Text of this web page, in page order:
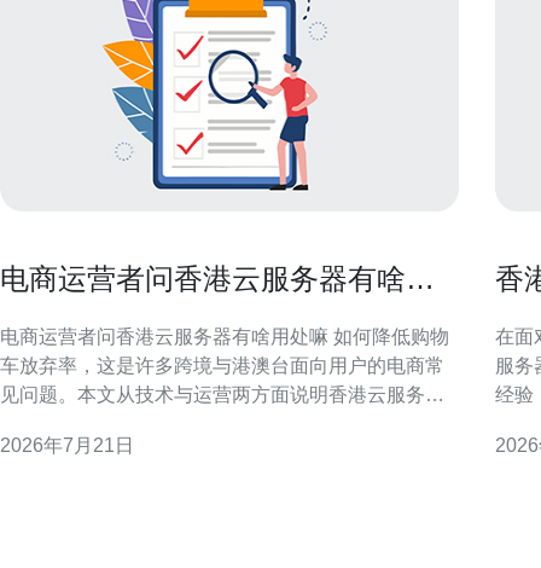
电商运营者问香港云服务器有啥用
电商运营者问香港云服务器有啥用处嘛 如何降低购物
车放弃率，这是许多跨境与港澳台面向用户的电商常
见问题。本文从技术与运营两方面说明香港云服务器
对电商的核心作用 香港云服务器靠近中国内地与亚洲
2026年7月21日
香
在面
服务
经验
港节